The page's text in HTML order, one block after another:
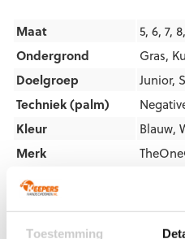
Toestemming
Artikelnummers
Maat
5, 6, 7,
Ondergrond
Gras,
Doelgroep
Junior,
Techniek (palm)
Kleur
Blauw,
Merk